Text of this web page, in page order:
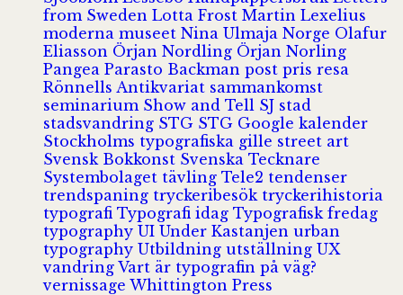
from Sweden Lotta Frost Martin Lexelius
moderna museet Nina Ulmaja Norge Olafur
Eliasson Örjan Nordling Örjan Norling
Pangea Parasto Backman post pris resa
Rönnells Antikvariat sammankomst
seminarium Show and Tell SJ stad
stadsvandring STG STG Google kalender
Stockholms typografiska gille street art
Svensk Bokkonst Svenska Tecknare
Systembolaget tävling Tele2 tendenser
trendspaning tryckeribesök tryckerihistoria
typografi Typografi idag Typografisk fredag
typography UI Under Kastanjen urban
typography Utbildning utställning UX
vandring Vart är typografin på väg?
vernissage Whittington Press